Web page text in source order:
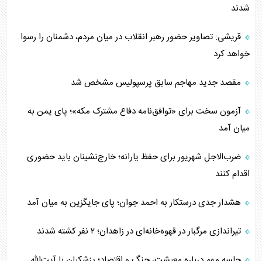
شدند
قریشی: تصاویر حضور رهبر انقلاب در میان مردم، دشمنان را رسوا
خواهد کرد
مقصد جدید مهاجم سابق پرسپولیس مشخص شد
آزمون سخت برای «توافق‌نامه دفاع مشترک مکه»؛ پای یمن به
میان آمد
ضرب‌الاجل شهریور برای حفظ یارانه؛ خارج‌نشینان باید حضوری
اقدام کنند
هشدار جدی درستکار به احمد جوان؛ پای جایگزین به میان آمد
تیراندازی مرگبار در قهوه‌خانه‌ای در زاهدان؛ ۲ نفر کشته شدند